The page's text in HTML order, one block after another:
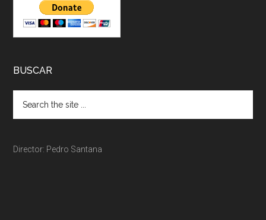
BUSCAR
Director: Pedro Santana